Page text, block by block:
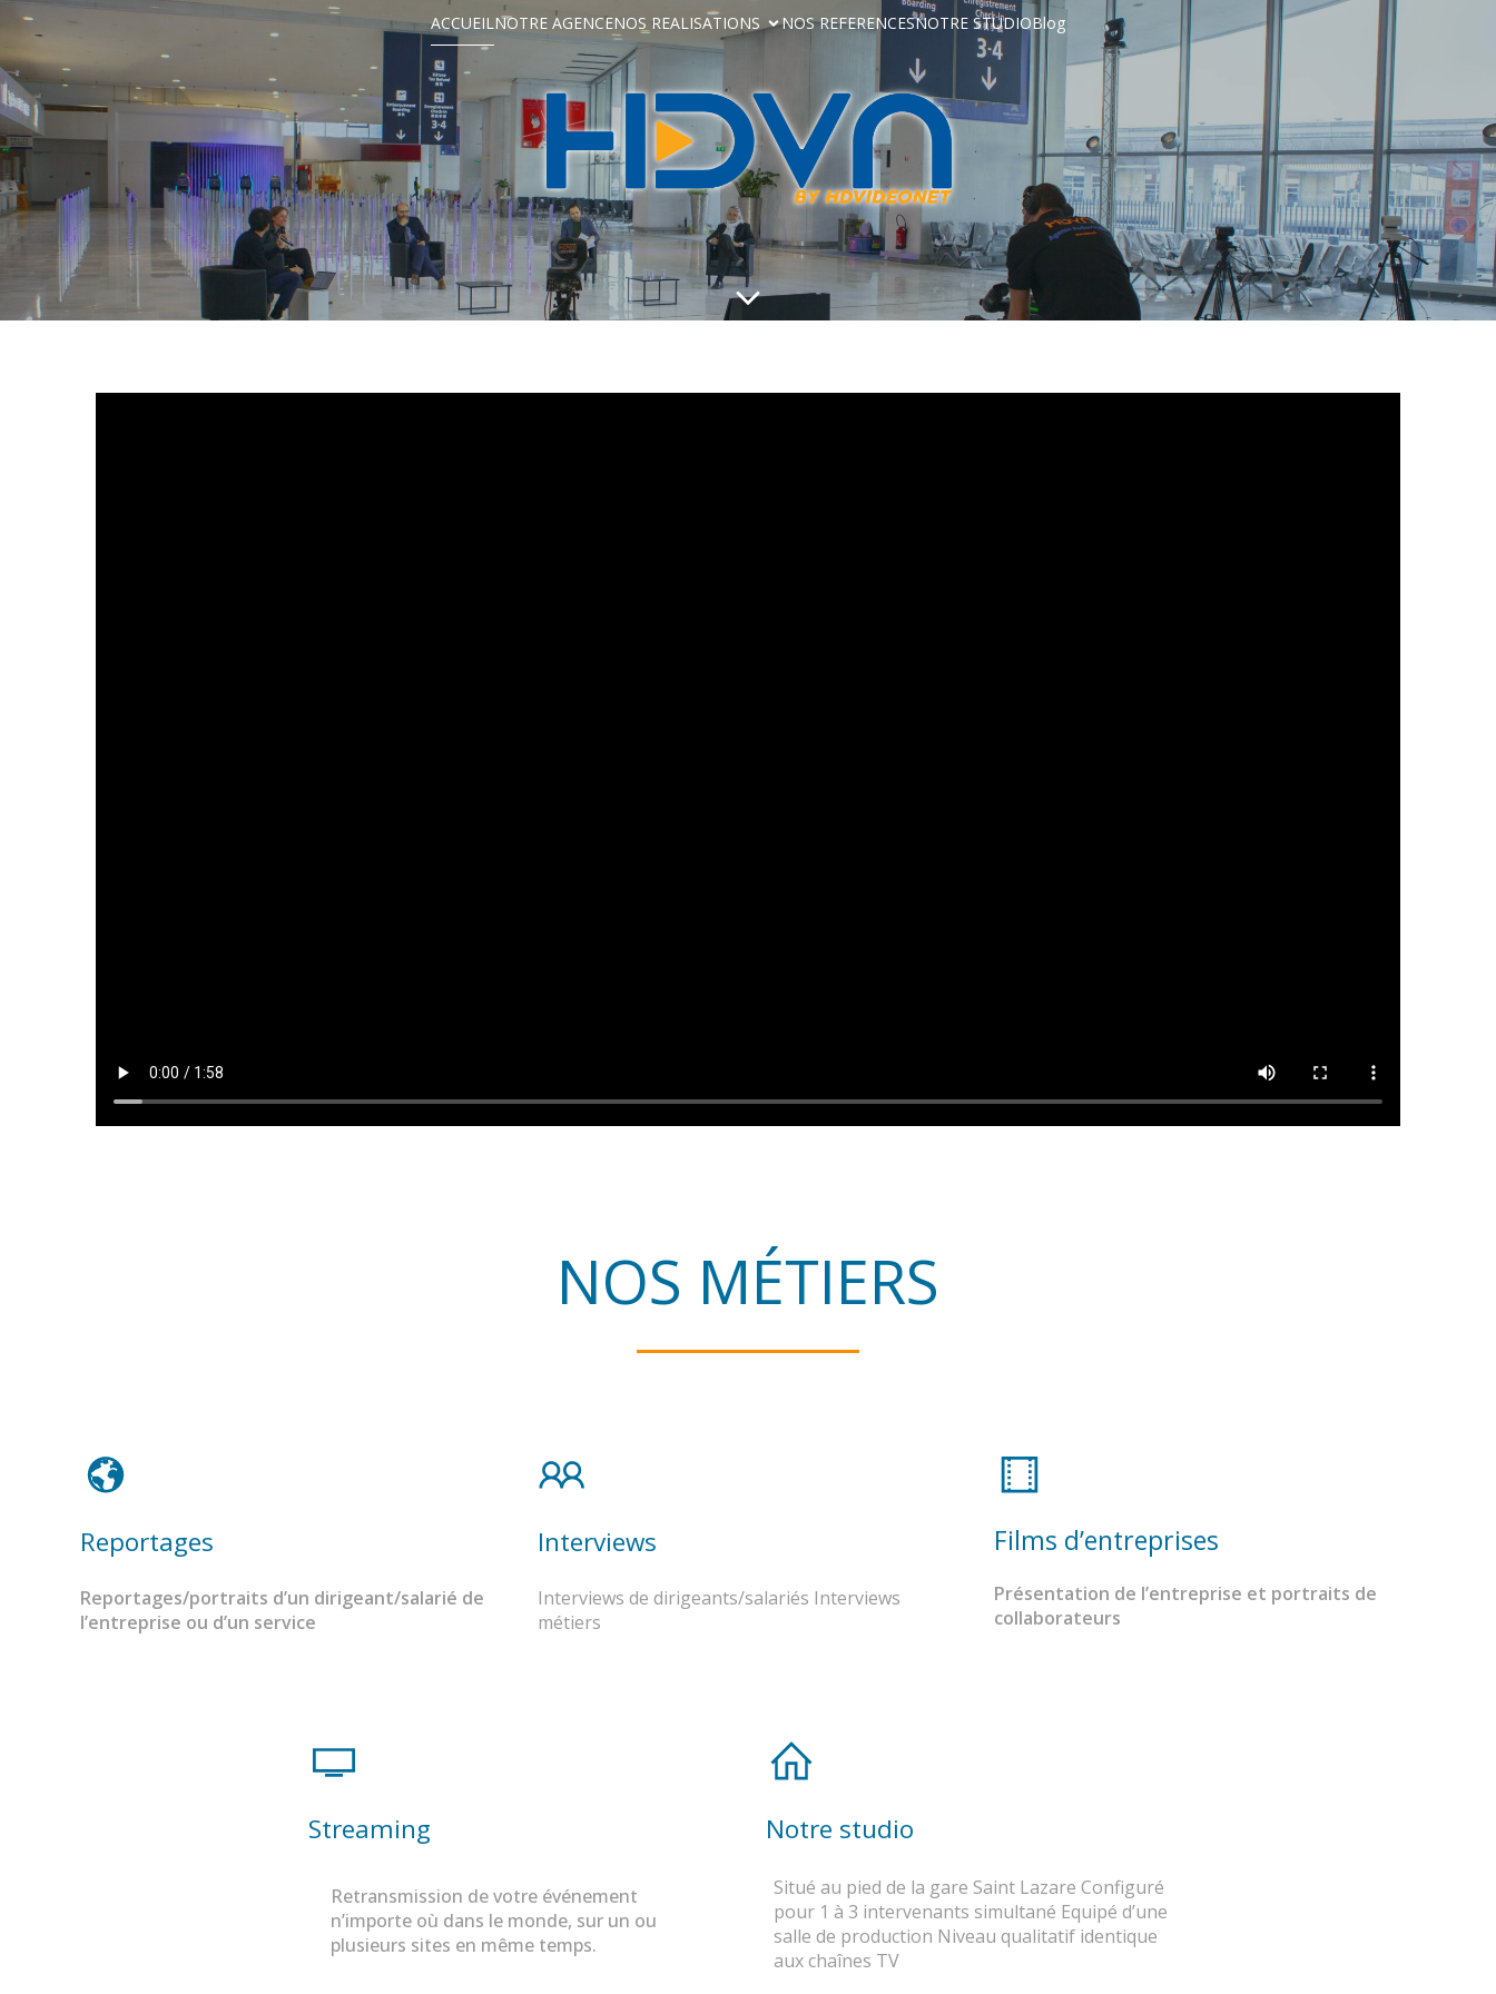
ACCUEILNOTRE AGENCENOS REALISATIONS NOS REFERENCESNOTRE STUDIOBlog
NOS MÉTIERS
Reportages
Reportages/portraits d’un dirigeant/salarié de
l’entreprise ou d’un service
Interviews
Interviews de dirigeants/salariés Interviews
métiers
Films d’entreprises
Présentation de l’entreprise et portraits de
collaborateurs
Streaming
Retransmission de votre événement
n’importe où dans le monde, sur un ou
plusieurs sites en même temps.
Notre studio
Situé au pied de la gare Saint Lazare Configuré
pour 1 à 3 intervenants simultané Equipé d’une
salle de production Niveau qualitatif identique
aux chaînes TV